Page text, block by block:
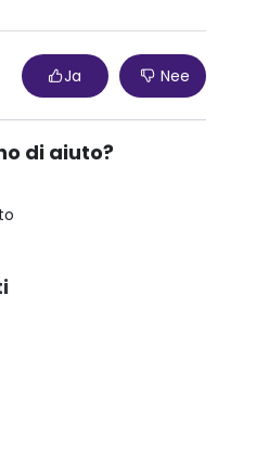
Ja Nee
di aiuto?